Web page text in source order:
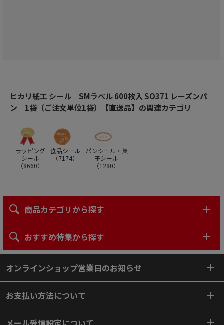
ヒカリ紙工 シール SMラベル 600枚入 SO371 レーズンパ
ン 1袋（ご注文単位1袋）【直送品】の関連カテゴリ
ラッピング
シール
（8660）
食品シール
（7174）
パンシール・菓
子シール
（1280）
商品カテゴリから探す
おすすめ特集から探す
オンラインショップ営業日のお知らせ
お支払い方法について